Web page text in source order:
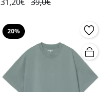
20%